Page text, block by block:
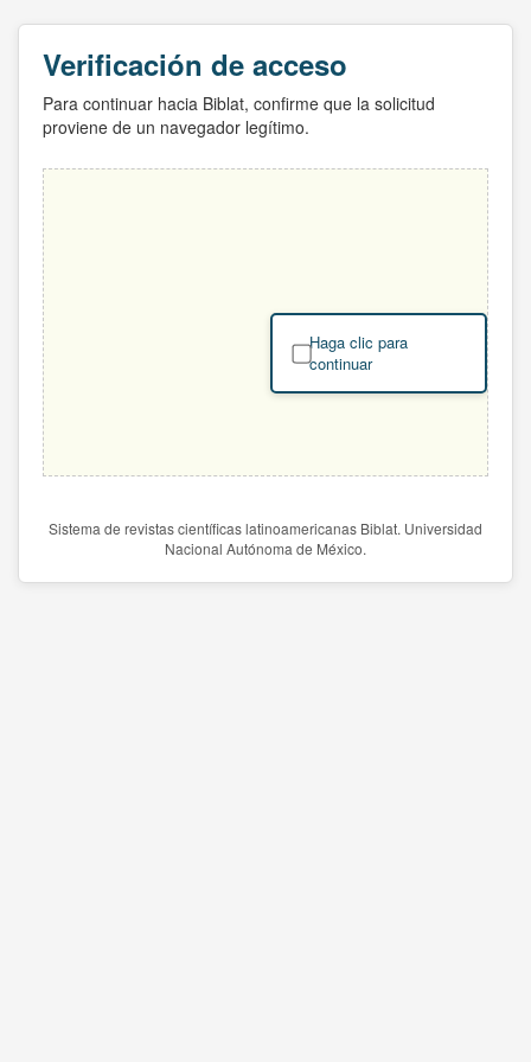
Verificación de acceso
Para continuar hacia Biblat, confirme que la solicitud
proviene de un navegador legítimo.
Haga clic para
continuar
Sistema de revistas científicas latinoamericanas Biblat. Universidad
Nacional Autónoma de México.